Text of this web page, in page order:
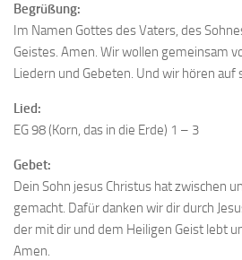
Begrüßung:
Im Namen Gottes des Vaters, des
Geistes. Amen. Wir wollen gemeinsam
Liedern und Gebeten. Und wir hören auf
Lied:
EG 98 (Korn, das in die Erde) 1 – 3
Gebet:
Dein Sohn jesus Christus hat zwischen
gemacht. Dafür danken wir dir durch
der mit dir und dem Heiligen Geist lebt
Amen.